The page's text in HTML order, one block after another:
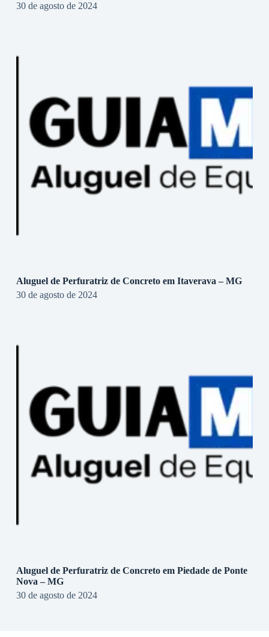
30 de agosto de 2024
Aluguel de Perfuratriz de Concreto em Itaverava – MG
30 de agosto de 2024
Aluguel de Perfuratriz de Concreto em Piedade de Ponte
Nova – MG
30 de agosto de 2024